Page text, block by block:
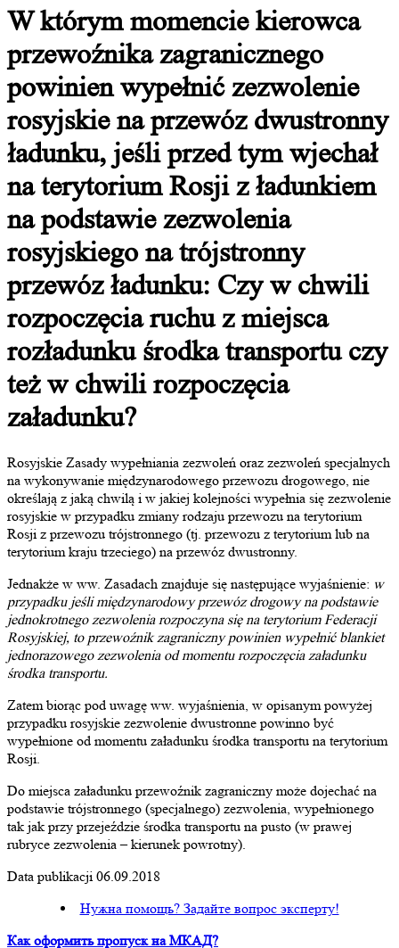
W którym momencie kierowca
przewoźnika zagranicznego
powinien wypełnić zezwolenie
rosyjskie na przewóz dwustronny
ładunku, jeśli przed tym wjechał
na terytorium Rosji z ładunkiem
na podstawie zezwolenia
rosyjskiego na trójstronny
przewóz ładunku: Czy w chwili
rozpoczęcia ruchu z miejsca
rozładunku środka transportu czy
też w chwili rozpoczęcia
załadunku?
Rosyjskie Zasady wypełniania zezwoleń oraz zezwoleń specjalnych
na wykonywanie międzynarodowego przewozu drogowego, nie
określają z jaką chwilą i w jakiej kolejności wypełnia się zezwolenie
rosyjskie w przypadku zmiany rodzaju przewozu na terytorium
Rosji z przewozu trójstronnego (tj. przewozu z terytorium lub na
terytorium kraju trzeciego) na przewóz dwustronny.
Jednakże w ww. Zasadach znajduje się następujące wyjaśnienie: w
przypadku jeśli międzynarodowy przewóz drogowy na podstawie
jednokrotnego zezwolenia rozpoczyna się na terytorium Federacji
Rosyjskiej, to przewoźnik zagraniczny powinien wypełnić blankiet
jednorazowego zezwolenia od momentu rozpoczęcia załadunku
środka transportu.
Zatem biorąc pod uwagę ww. wyjaśnienia, w opisanym powyżej
przypadku rosyjskie zezwolenie dwustronne powinno być
wypełnione od momentu załadunku środka transportu na terytorium
Rosji.
Do miejsca załadunku przewoźnik zagraniczny może dojechać na
podstawie trójstronnego (specjalnego) zezwolenia, wypełnionego
tak jak przy przejeździe środka transportu na pusto (w prawej
rubryce zezwolenia – kierunek powrotny).
Data publikacji 06.09.2018
Нужна помощь? Задайте вопрос эксперту!
Как оформить пропуск на МКАД?